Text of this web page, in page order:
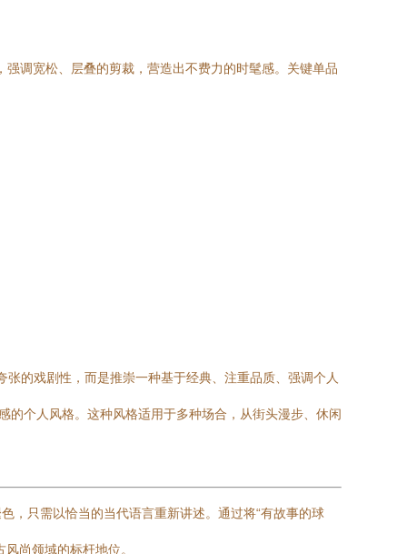
调宽松、层叠的剪裁，营造出不费力的时髦感。关键单品
的戏剧性，而是推崇一种基于经典、注重品质、强调个人
的个人风格。这种风格适用于多种场合，从街头漫步、休闲
，只需以恰当的当代语言重新讲述。通过将“有故事的球
尚领域的标杆地位。